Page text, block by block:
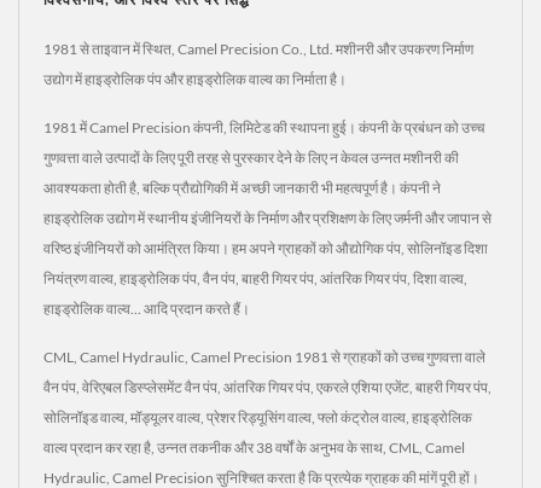
1981 से ताइवान में स्थित, Camel Precision Co., Ltd. मशीनरी और उपकरण निर्माण
उद्योग में हाइड्रोलिक पंप और हाइड्रोलिक वाल्व का निर्माता है।
1981 में Camel Precision कंपनी, लिमिटेड की स्थापना हुई। कंपनी के प्रबंधन को उच्च
गुणवत्ता वाले उत्पादों के लिए पूरी तरह से पुरस्कार देने के लिए न केवल उन्नत मशीनरी की
आवश्यकता होती है, बल्कि प्रौद्योगिकी में अच्छी जानकारी भी महत्वपूर्ण है। कंपनी ने
हाइड्रोलिक उद्योग में स्थानीय इंजीनियरों के निर्माण और प्रशिक्षण के लिए जर्मनी और जापान से
वरिष्ठ इंजीनियरों को आमंत्रित किया। हम अपने ग्राहकों को औद्योगिक पंप, सोलिनॉइड दिशा
नियंत्रण वाल्व, हाइड्रोलिक पंप, वैन पंप, बाहरी गियर पंप, आंतरिक गियर पंप, दिशा वाल्व,
हाइड्रोलिक वाल्व... आदि प्रदान करते हैं।
CML, Camel Hydraulic, Camel Precision 1981 से ग्राहकों को उच्च गुणवत्ता वाले
वैन पंप, वेरिएबल डिस्प्लेसमेंट वैन पंप, आंतरिक गियर पंप, एकरले एशिया एजेंट, बाहरी गियर पंप,
सोलिनॉइड वाल्व, मॉड्यूलर वाल्व, प्रेशर रिड्यूसिंग वाल्व, फ्लो कंट्रोल वाल्व, हाइड्रोलिक
वाल्व प्रदान कर रहा है, उन्नत तकनीक और 38 वर्षों के अनुभव के साथ, CML, Camel
Hydraulic, Camel Precision सुनिश्चित करता है कि प्रत्येक ग्राहक की मांगें पूरी हों।